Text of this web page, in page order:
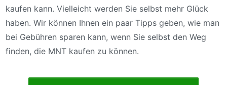
kaufen kann. Vielleicht werden Sie selbst mehr Glück
haben. Wir können Ihnen ein paar Tipps geben, wie man
bei Gebühren sparen kann, wenn Sie selbst den Weg
finden, die MNT kaufen zu können.